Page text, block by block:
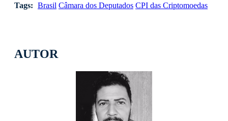
AUTOR
Tags: Brasil Câmara dos Deputados CPI das Criptomoedas